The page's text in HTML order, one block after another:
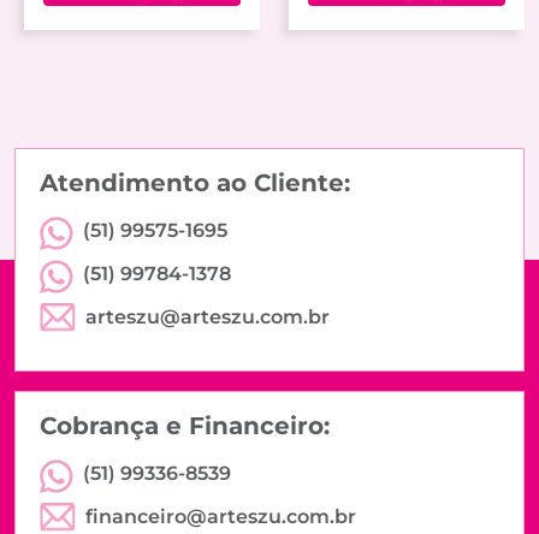
Atendimento ao Cliente:
(51) 99575-1695
(51) 99784-1378
arteszu@arteszu.com.br
Cobrança e Financeiro:
(51) 99336-8539
financeiro@arteszu.com.br